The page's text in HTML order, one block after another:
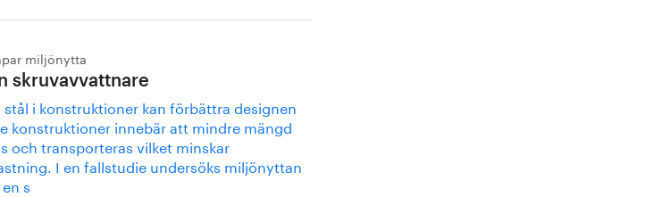
miljönytta
skruvavvattnare
i konstruktioner kan förbättra designen
konstruktioner innebär att mindre mängd
och transporteras vilket minskar
I en fallstudie undersöks miljönyttan
s